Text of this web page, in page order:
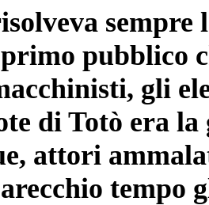
sempre
pubblico
gli
di Totò era
attori
tempo